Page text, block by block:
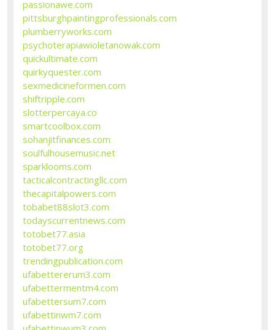
passionawe.com
pittsburghpaintingprofessionals.com
plumberryworks.com
psychoterapiawioletanowak.com
quickultimate.com
quirkyquester.com
sexmedicineformen.com
shiftripple.com
slotterpercaya.co
smartcoolbox.com
sohanjitfinances.com
soulfulhousemusic.net
sparklooms.com
tacticalcontractingllc.com
thecapitalpowers.com
tobabet88slot3.com
todayscurrentnews.com
totobet77.asia
totobet77.org
trendingpublication.com
ufabettererum3.com
ufabettermentm4.com
ufabettersum7.com
ufabettinwm7.com